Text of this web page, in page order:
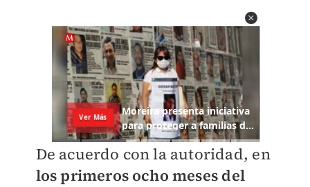
De acuerdo con la autoridad, en
los primeros ocho meses del